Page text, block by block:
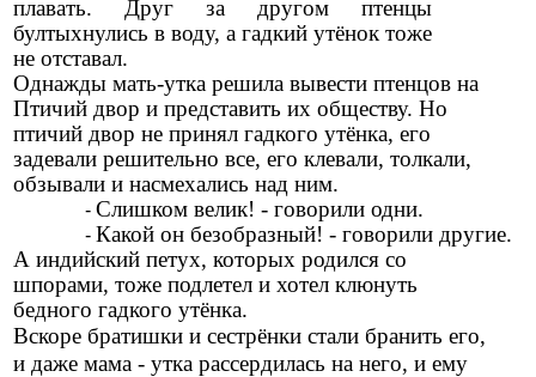
плавать. Друг за другом птенцы
бултыхнулись в воду, а гадкий утёнок тоже
не отставал.
Однажды мать-утка решила вывести птенцов на
Птичий двор и представить их обществу. Но
птичий двор не принял гадкого утёнка, его
задевали решительно все, его клевали, толкали,
обзывали и насмехались над ним.
Слишком велик! - говорили одни.
Какой он безобразный! - говорили другие.
А индийский петух, которых родился со
шпорами, тоже подлетел и хотел клюнуть
бедного гадкого утёнка.
Вскоре братишки и сестрёнки стали бранить его,
и даже мама - утка рассердилась на него, и ему